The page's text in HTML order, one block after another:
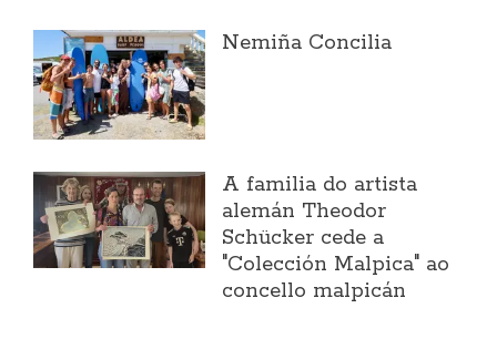
Nemiña Concilia
A familia do artista
alemán Theodor
Schücker cede a
"Colección Malpica" ao
concello malpicán